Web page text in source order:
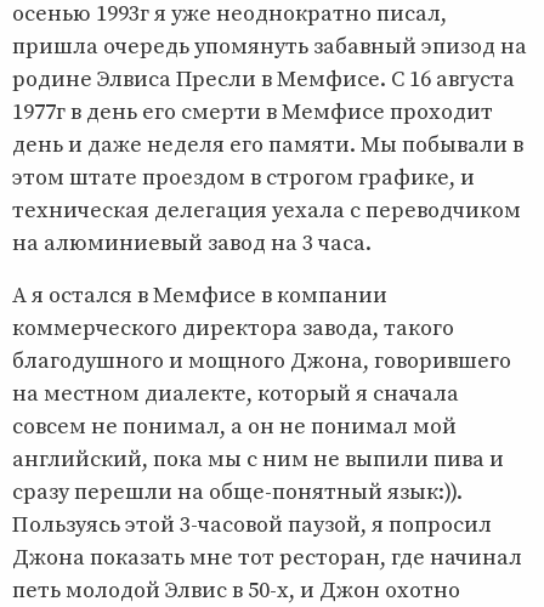
осенью 1993г я уже неоднократно писал,
пришла очередь упомянуть забавный эпизод на
родине Элвиса Пресли в Мемфисе. С 16 августа
1977г в день его смерти в Мемфисе проходит
день и даже неделя его памяти. Мы побывали в
этом штате проездом в строгом графике, и
техническая делегация уехала с переводчиком
на алюминиевый завод на 3 часа.
А я остался в Мемфисе в компании
коммерческого директора завода, такого
благодушного и мощного Джона, говорившего
на местном диалекте, который я сначала
совсем не понимал, а он не понимал мой
английский, пока мы с ним не выпили пива и
сразу перешли на обще-понятный язык:)).
Пользуясь этой 3-часовой паузой, я попросил
Джона показать мне тот ресторан, где начинал
петь молодой Элвис в 50-х, и Джон охотно